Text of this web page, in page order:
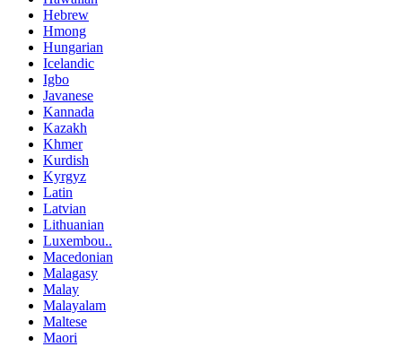
Hebrew
Hmong
Hungarian
Icelandic
Igbo
Javanese
Kannada
Kazakh
Khmer
Kurdish
Kyrgyz
Latin
Latvian
Lithuanian
Luxembou..
Macedonian
Malagasy
Malay
Malayalam
Maltese
Maori